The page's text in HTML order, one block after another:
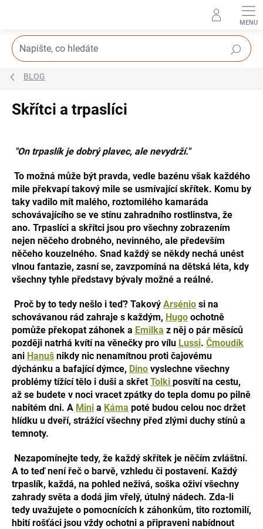
Hledat
BLOG
Skřítci a trpaslíci
"On trpaslík je dobrý plavec, ale nevydrží."
To možná může být pravda, vedle bazénu však každého
mile překvapí takový mile se usmívající skřítek. Komu by
taky vadilo mít malého, roztomilého kamaráda
schovávajícího se ve stínu zahradního rostlinstva, že
ano. Trpaslíci a skřítci jsou pro všechny zobrazením
nejen něčeho drobného, nevinného, ale především
něčeho kouzelného. Snad každý se někdy nechá unést
vlnou fantazie, zasní se, zavzpomíná na dětská léta, kdy
všechny tyhle představy bývaly možné a reálné.
Proč by to tedy nešlo i teď? Takový Arsénio si na
schovávanou rád zahraje s každým, Hugo ochotně
pomůže překopat záhonek a Emilka z něj o pár měsíců
později natrhá kvítí na věnečky pro vílu Lussi. Čmoudík
ani Hanuš nikdy nic nenamítnou proti čajovému
dýchánku a bafající dýmce, Dino vyslechne všechny
problémy tížící tělo i duši a skřetTolki posvítí na cestu,
až se budete v noci vracet zpátky do tepla domu po pilně
nabitém dni. A Mini a Káma poté budou celou noc držet
hlídku u dveří, strážící všechny před zlými duchy stínů a
temnoty.
Nezapomínejte tedy, že každý skřítek je něčím zvláštní.
A to teď není řeč o barvě, vzhledu či postavení. Každý
trpaslík, každá, na pohled neživá, soška oživí všechny
zahrady světa a dodá jim vřelý, útulný nádech. Zda-li
tedy uvažujete o pomocnících k záhonkům, tito roztomilí,
hbití rošťáci jsou vždy ochotni a připraveni nabídnout